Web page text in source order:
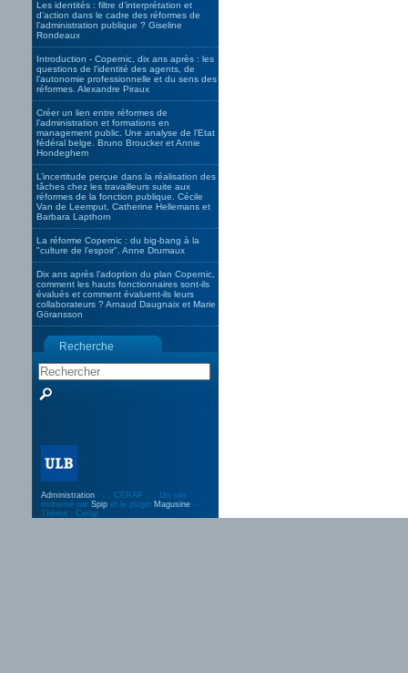
Les identités : filtre d’interprétation et
d’action dans le cadre des réformes de
l’administration publique ? Giseline
Rondeaux
Introduction - Copernic, dix ans après : les
questions de l’identité des agents, de
l’autonomie professionnelle et du sens des
réformes. Alexandre Piraux
Créer un lien entre réformes de
l’administration et formations en
management public. Une analyse de l’Etat
fédéral belge. Bruno Broucker et Annie
Hondeghem
L’incertitude perçue dans la réalisation des
tâches chez les travailleurs suite aux
réformes de la fonction publique. Cécile
Van de Leemput, Catherine Hellemans et
Barbara Lapthorn
La réforme Copernic : du big-bang à la
"culture de l’espoir". Anne Drumaux
Dix ans après l’adoption du plan Copernic,
comment les hauts fonctionnaires sont-ils
évalués et comment évaluent-ils leurs
collaborateurs ? Arnaud Daugnaix et Marie
Göransson
Recherche
Administration - . : CERAP :. : Un site
motorisé par Spip et le plugin Magusine -
Thème : Cerap